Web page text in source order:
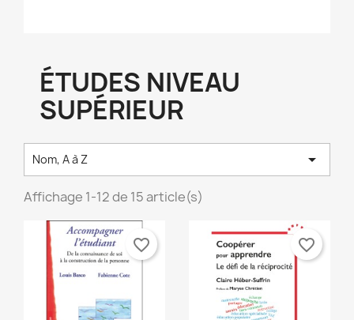
ÉTUDES NIVEAU
SUPÉRIEUR
Nom, A à Z 
Affichage 1-12 de 15 article(s)
favorite_border favorite_border